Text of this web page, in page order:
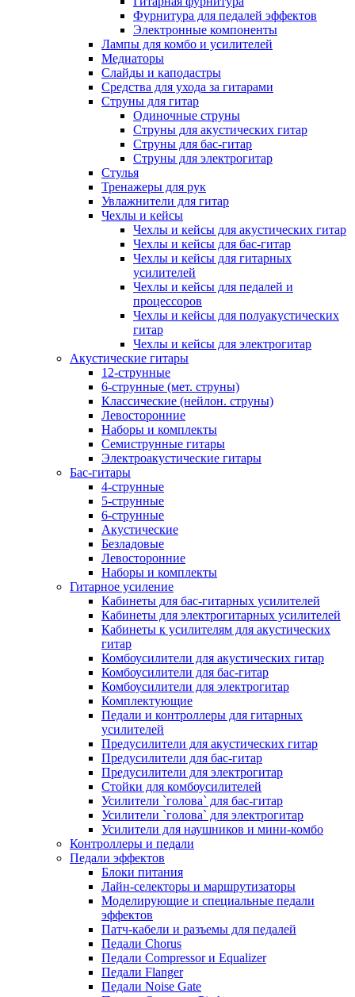
Фурнитура для педалей эффектов
Электронные компоненты
Лампы для комбо и усилителей
Медиаторы
Слайды и каподастры
Средства для ухода за гитарами
Струны для гитар
Одиночные струны
Струны для акустических гитар
Струны для бас-гитар
Струны для электрогитар
Стулья
Тренажеры для рук
Увлажнители для гитар
Чехлы и кейсы
Чехлы и кейсы для акустических гитар
Чехлы и кейсы для бас-гитар
Чехлы и кейсы для гитарных
усилителей
Чехлы и кейсы для педалей и
процессоров
Чехлы и кейсы для полуакустических
гитар
Чехлы и кейсы для электрогитар
Акустические гитары
12-струнные
6-струнные (мет. струны)
Классические (нейлон. струны)
Левосторонние
Наборы и комплекты
Семиструнные гитары
Электроакустические гитары
Бас-гитары
4-струнные
5-струнные
6-струнные
Акустические
Безладовые
Левосторонние
Наборы и комплекты
Гитарное усиление
Кабинеты для бас-гитарных усилителей
Кабинеты для электрогитарных усилителей
Кабинеты к усилителям для акустических
гитар
Комбоусилители для акустических гитар
Комбоусилители для бас-гитар
Комбоусилители для электрогитар
Комплектующие
Педали и контроллеры для гитарных
усилителей
Предусилители для акустических гитар
Предусилители для бас-гитар
Предусилители для электрогитар
Стойки для комбоусилителей
Усилители `голова` для бас-гитар
Усилители `голова` для электрогитар
Усилители для наушников и мини-комбо
Контроллеры и педали
Педали эффектов
Блоки питания
Лайн-селекторы и маршрутизаторы
Моделирующие и специальные педали
эффектов
Патч-кабели и разъемы для педалей
Педали Chorus
Педали Compressor и Equalizer
Педали Flanger
Педали Noise Gate